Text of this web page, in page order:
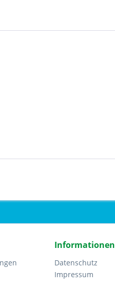
Informationen
Datenschutz
Impressum